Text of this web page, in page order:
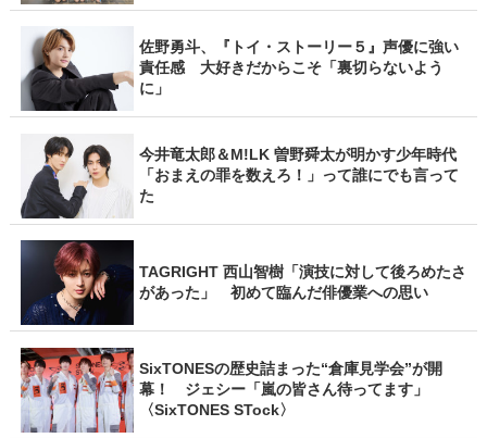
佐野勇斗、『トイ・ストーリー５』声優に強い
責任感 大好きだからこそ「裏切らないよう
に」
今井竜太郎＆M!LK 曽野舜太が明かす少年時代
「おまえの罪を数えろ！」って誰にでも言って
た
TAGRIGHT 西山智樹「演技に対して後ろめたさ
があった」 初めて臨んだ俳優業への思い
SixTONESの歴史詰まった“倉庫見学会”が開
幕！ ジェシー「嵐の皆さん待ってます」
〈SixTONES STock〉